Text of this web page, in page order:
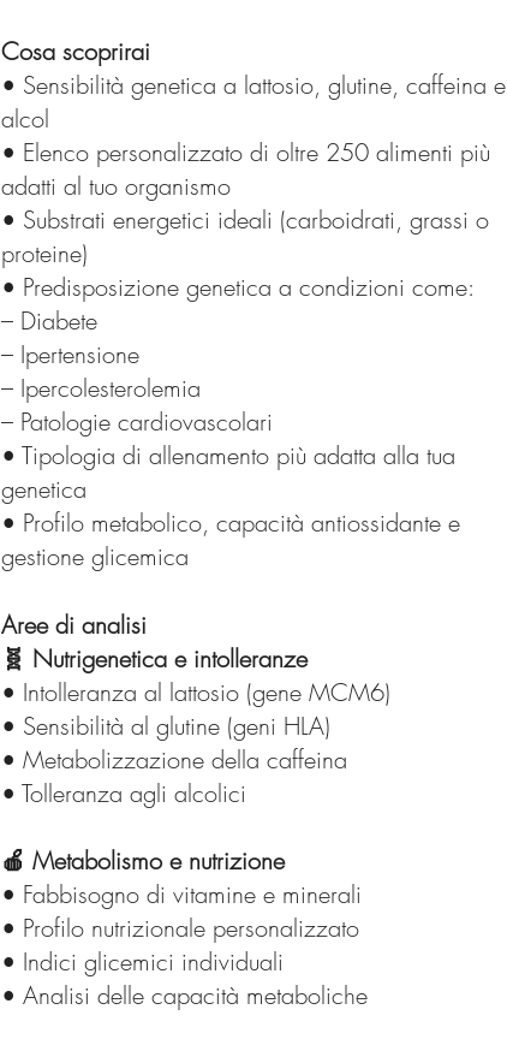
Cosa scoprirai
• Sensibilità genetica a lattosio, glutine, caffeina e
alcol
• Elenco personalizzato di oltre 250 alimenti più
adatti al tuo organismo
• Substrati energetici ideali (carboidrati, grassi o
proteine)
• Predisposizione genetica a condizioni come:
– Diabete
– Ipertensione
– Ipercolesterolemia
– Patologie cardiovascolari
• Tipologia di allenamento più adatta alla tua
genetica
• Profilo metabolico, capacità antiossidante e
gestione glicemica
Aree di analisi
🧬 Nutrigenetica e intolleranze
• Intolleranza al lattosio (gene MCM6)
• Sensibilità al glutine (geni HLA)
• Metabolizzazione della caffeina
• Tolleranza agli alcolici
🍎 Metabolismo e nutrizione
• Fabbisogno di vitamine e minerali
• Profilo nutrizionale personalizzato
• Indici glicemici individuali
• Analisi delle capacità metaboliche